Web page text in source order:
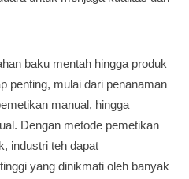
baku mentah hingga produk
penting, mulai dari penanaman
manual, hingga
Dengan metode pemetikan
industri teh dapat
yang dinikmati oleh banyak